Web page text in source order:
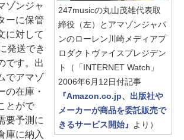
247musicの丸山茂雄代表取
締役（左）とアマゾンジャパ
ンのローレン川崎メディアプ
ロダクトヴァイスプレジデン
ト（「INTERNET Watch」
2006年6月12日付記事
『Amazon.co.jp、出版社や
メーカーが商品を委託販売で
きるサービス開始』
より）
ゾンジャ
ーに保管
に対して
発送でき
です。出
でアマゾ
の在庫・
とがで
要予測に
庫に納入